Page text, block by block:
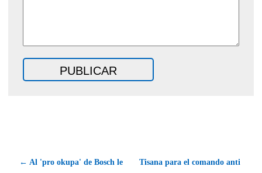
← Al 'pro okupa' de Bosch le
Tisana para el comando anti